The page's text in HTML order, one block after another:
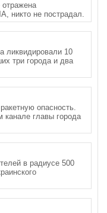
никто не пострадал.
ликвидировали 10
три города и два
опасность.
главы города
в радиусе 500